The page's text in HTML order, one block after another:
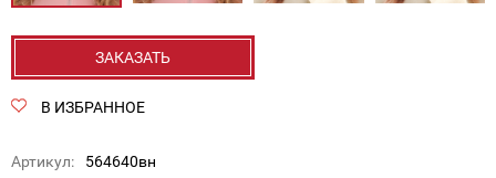
ЗАКАЗАТЬ
В ИЗБРАННОЕ
Артикул: 564640вн